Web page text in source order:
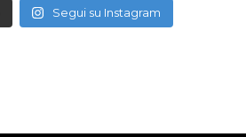
Segui su Instagram